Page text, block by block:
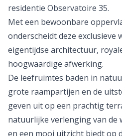
residentie Observatoire 35.
Met een bewoonbare
onderscheidt deze exclusieve
eigentijdse architectuur,
hoogwaardige afwerking.
De leefruimtes baden in
grote raampartijen en de
geven uit op een prachtig
natuurlijke verlenging van
en een mooi uitzicht biedt op